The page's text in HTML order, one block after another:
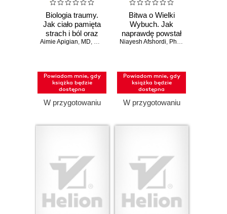
Biologia traumy.
Jak ciało pamięta
strach i ból oraz
jak przywrócić mu
Aimie Apigian, MD, Gabor Maté,MD
Powiadom mnie, gdy
książka będzie
dostępna
W przygotowaniu
Bitwa o Wielki
Wybuch. Jak
naprawdę powstał
Wszechświat
Niayesh Afshordi, Phil Halper
Powiadom mnie, gdy
książka będzie
dostępna
W przygotowaniu